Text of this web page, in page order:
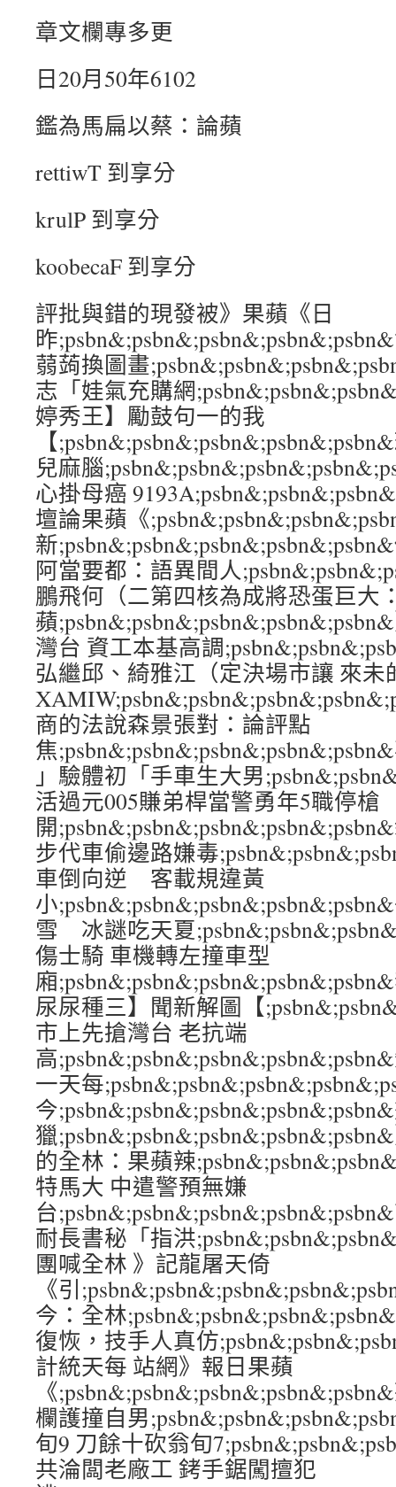
章文欄專多更
日20月50年6102
鑑為馬扁以蔡：論蘋
rettiwT 到享分
krulP 到享分
koobecaF 到享分
評批與錯的現發被》果蘋《日
昨
蒻蒟換圖畫
志「娃氣充購網
婷秀王】勵鼓句一的我
【
兒麻腦
心掛母癌
壇論果蘋《
新
阿當要都：語異間人
鵬飛何（二第四核為成將恐蛋巨大
蘋
灣台 資工本基高調
弘繼邱、綺雅江（定決場市讓 來未
商的法說森景張對：論評點
焦
」驗體初「手車生大男
活過元005賺弟桿當警勇年5職停槍
開
步代車偷邊路嫌毒
車倒向逆 客載規違黃
小
雪 冰謎吃天夏
傷士騎 車機轉左撞車型
廂
尿尿種三】聞新解圖【
市上先搶灣台 老抗端
高
一天每
今
獵
的全林：果蘋辣
特馬大 中遣警預無嫌
台
耐長書秘「指洪
團喊全林 》記龍屠天倚
《引
今：全林
復恢，技手人真仿
計統天每 站網》報日果蘋
《
欄護撞自男
旬9 刀餘十砍翁旬
共淪闆老廠工 銬手鋸闖擅犯